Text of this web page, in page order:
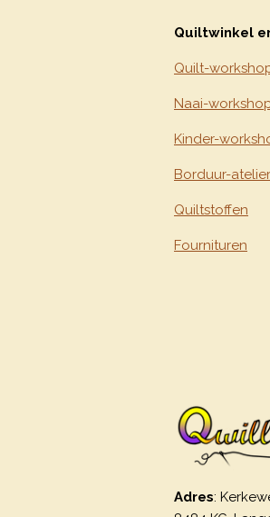
Quiltwinkel
Quilt-
Naai-
Kinder-
Borduur-atelier
Quiltstoffen
Fournituren
Adres: